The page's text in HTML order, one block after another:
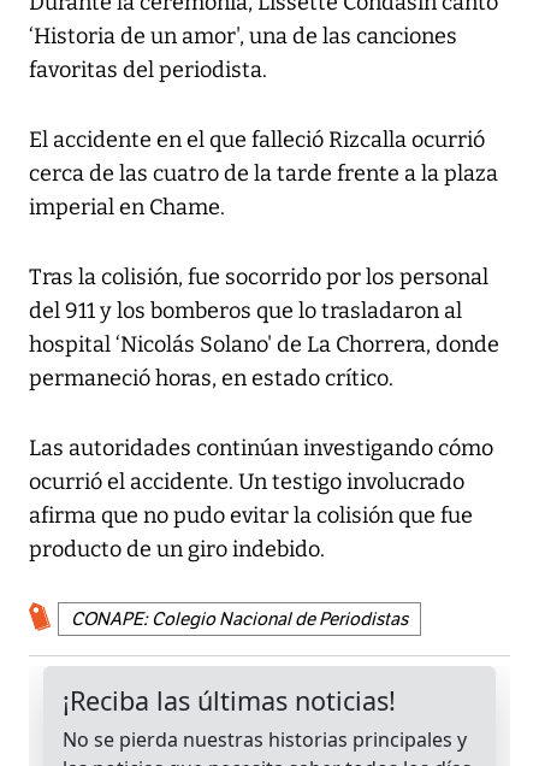
‘Historia de un amor', una de las canciones
favoritas del periodista.
El accidente en el que falleció Rizcalla ocurrió
cerca de las cuatro de la tarde frente a la plaza
imperial en Chame.
Tras la colisión, fue socorrido por los personal
del 911 y los bomberos que lo trasladaron al
hospital ‘Nicolás Solano' de La Chorrera, donde
permaneció horas, en estado crítico.
Las autoridades continúan investigando cómo
ocurrió el accidente. Un testigo involucrado
afirma que no pudo evitar la colisión que fue
producto de un giro indebido.
CONAPE: Colegio Nacional de Periodistas